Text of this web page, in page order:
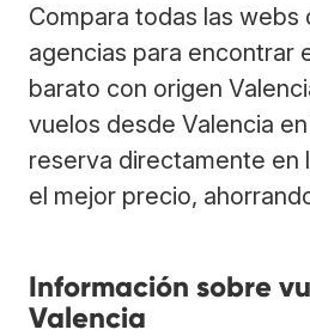
Compara todas las webs
agencias para encontrar
barato con origen
vuelos desde Valencia
reserva directamente en
el mejor precio,
Información sobre
Valencia